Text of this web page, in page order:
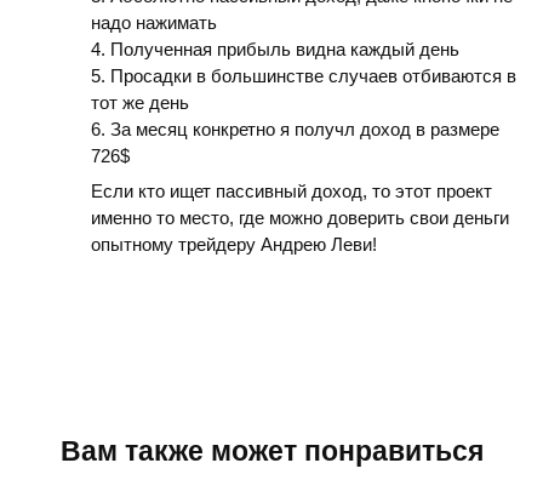
надо нажимать
4. Полученная прибыль видна каждый день
5. Просадки в большинстве случаев отбиваются в
тот же день
6. За месяц конкретно я получл доход в размере
726$
Если кто ищет пассивный доход, то этот проект
именно то место, где можно доверить свои деньги
опытному трейдеру Андрею Леви!
Вам также может понравиться